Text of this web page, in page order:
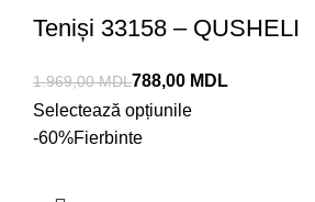
Teniși 33158 – QUSHELI
1.969,00MDL788,00 MDL
Selectează opțiunile
-60%Fierbinte